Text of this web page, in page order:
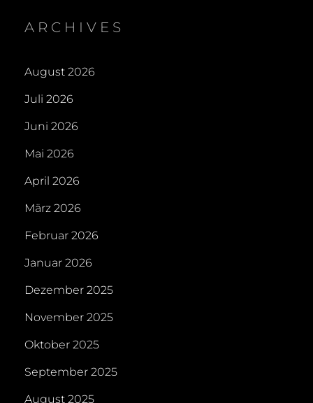
ARCHIVES
August 2026
Juli 2026
Juni 2026
Mai 2026
April 2026
März 2026
Februar 2026
Januar 2026
Dezember 2025
November 2025
Oktober 2025
September 2025
August 2025